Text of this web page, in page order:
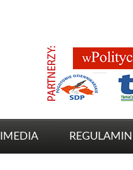
REGULAMIN